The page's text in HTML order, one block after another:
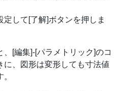
定して[了解]ボタンを押しま
[編集]-[パラメトリック]のコ
に、図形は変形しても寸法値